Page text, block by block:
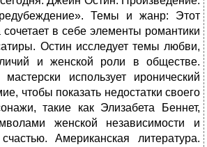
Темы и жанр: Этот
в себе элементы романтики
Остин исследует темы любви,
и женской роли в обществе.
использует иронический
чтобы показать недостатки своего
такие как Элизабета Беннет,
женской независимости и
Американская литература.